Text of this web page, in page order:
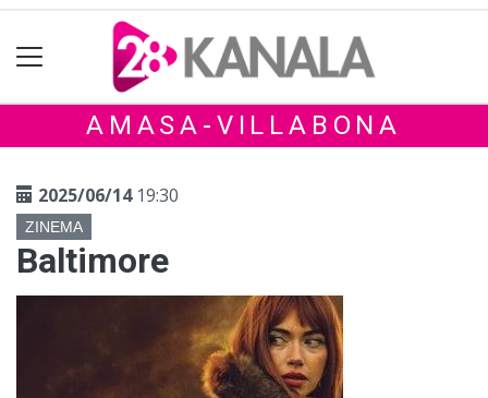
AMASA-VILLABONA
2025/06/1419:30
ZINEMA
Baltimore